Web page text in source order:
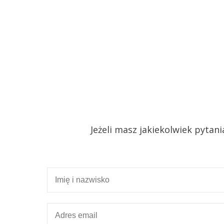
Jeżeli masz jakiekolwiek